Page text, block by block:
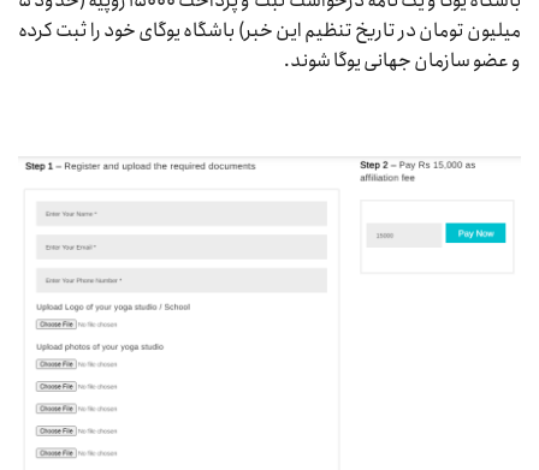
میلیون تومان در تاریخ تنظیم این خبر) باشگاه یوگای خود را ثبت کرده
و عضو سازمان جهانی یوگا شوند.